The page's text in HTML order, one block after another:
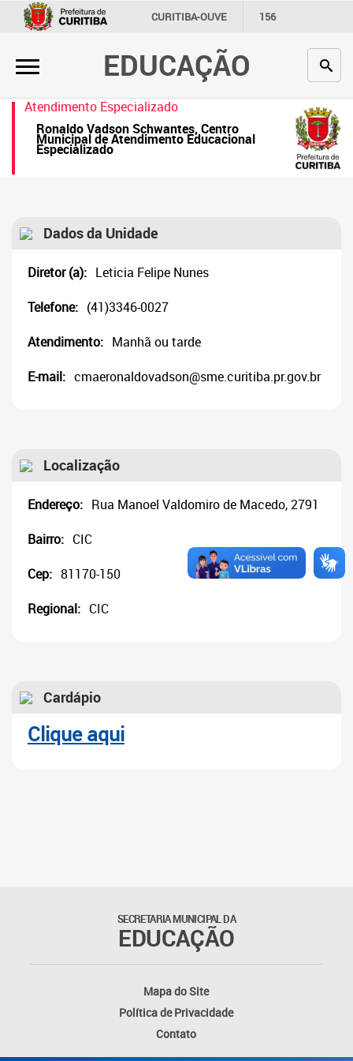
CURITIBA-OUVE 156
INFORMAÇÃO SECRETARIAS
EDUCAÇÃO
×
Inicial
Secretaria
Profissionais da educação
Crianças e estudantes
Contato
Links
Atendimento Especializado
Ronaldo Vadson Schwantes, Centro
Municipal de Atendimento Educacional
Especializado
Dados da Unidade
Diretor (a): Leticia Felipe Nunes
Telefone: (41)3346-0027
Atendimento: Manhã ou tarde
E-mail: cmaeronaldovadson@sme.curitiba.pr.gov.br
Localização
Endereço: Rua Manoel Valdomiro de Macedo, 2791
Bairro: CIC
Cep: 81170-150
Regional: CIC
Cardápio
Clique aqui
SECRETARIA MUNICIPAL DA
EDUCAÇÃO
Mapa do Site
Política de Privacidade
Contato